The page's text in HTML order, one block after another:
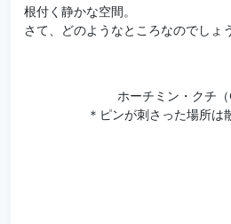
根付く静かな空間。
さて、どのようなところなのでしょ
ホーチミン・クチ（
＊ピンが刺さった場所は